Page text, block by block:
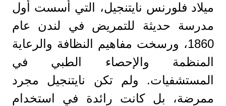
ميلاد فلورنس نايتنجيل، التي أسست أول
مدرسة حديثة للتمريض في لندن عام
1860، ورسخت مفاهيم النظافة والرعاية
المنظمة والإحصاء الطبي في
المستشفيات. ولم تكن نايتنجيل مجرد
ممرضة، بل كانت رائدة في استخدام